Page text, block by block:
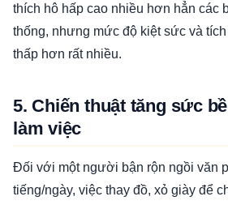
thích hô hấp cao nhiều hơn hẳn các
thống, nhưng mức độ kiệt sức và
thấp hơn rất nhiều.
5. Chiến thuật tăng sức
làm việc
Đối với một người bận rộn ngồi văn
tiếng/ngày, việc thay đồ, xỏ giày để